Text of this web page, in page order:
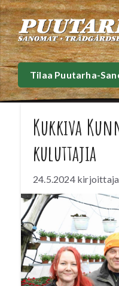
Siirry
sisältöön
Tilaa Puutarha-
Kukkiva
kuluttajia
24.5.2024 kirjoittaja
vuoden tulonsa
aikana. Kukkiva
asiakkaiden
Yrityksen
puolisoineen. Lue
Sanomien